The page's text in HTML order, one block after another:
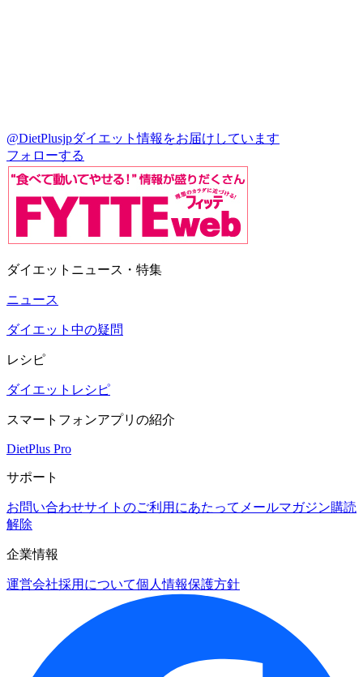
@DietPlusjpダイエット情報をお届けしています
フォローする
ダイエットニュース・特集
ニュース
ダイエット中の疑問
レシピ
ダイエットレシピ
スマートフォンアプリの紹介
DietPlus Pro
サポート
お問い合わせサイトのご利用にあたって メールマガジン購読
解除
企業情報
運営会社採用について個人情報保護方針